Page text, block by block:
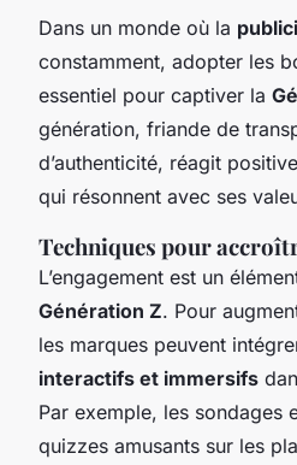
Dans un monde où la
constamment, adopter les
essentiel pour captiver la
génération, friande de
d’authenticité, réagit
qui résonnent avec ses
Techniques pour
L’engagement est un
Génération Z. Pour
les marques peuvent
interactifs et immersifs
Par exemple, les sondages
quizzes amusants sur les